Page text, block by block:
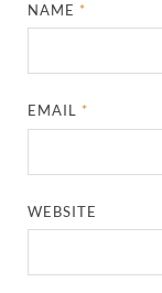
NAME *
EMAIL *
WEBSITE